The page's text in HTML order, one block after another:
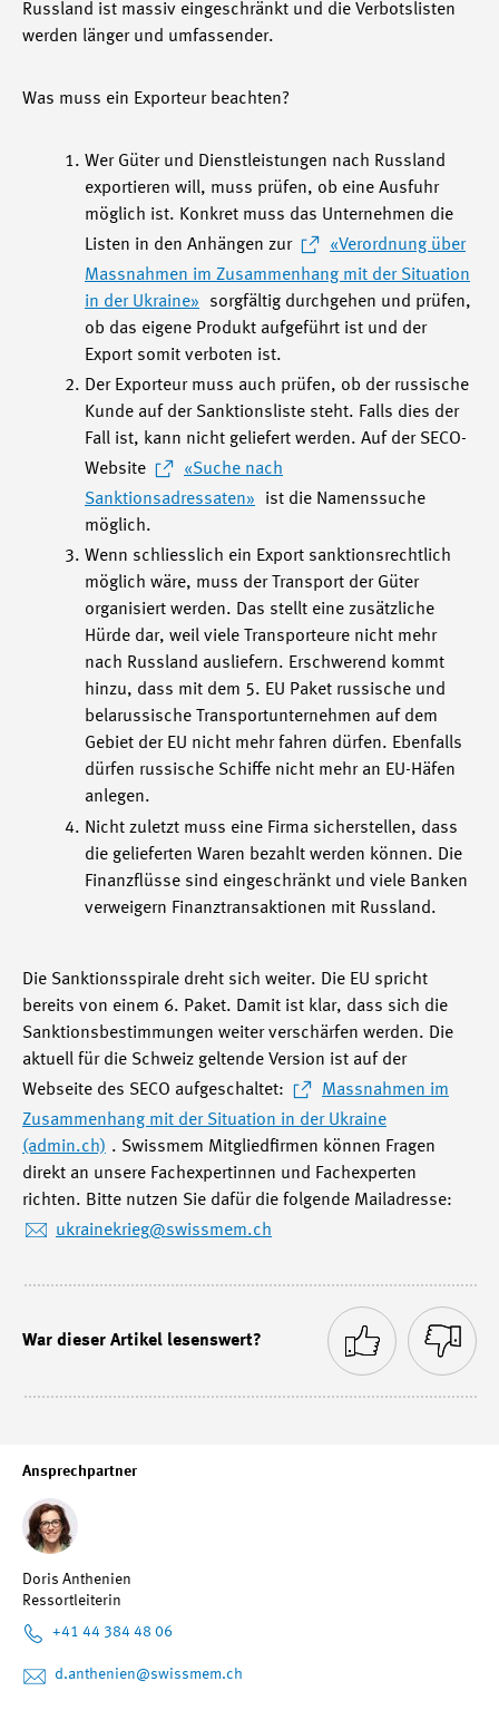
Ansprechpartner
Doris Anthenien
Ressortleiterin
+41 44 384 48 06
d.anthenien@swissmem.ch
Russland ist massiv eingeschränkt und die Verbotslisten
werden länger und umfassender.
Was muss ein Exporteur beachten?
Wer Güter und Dienstleistungen nach Russland
exportieren will, muss prüfen, ob eine Ausfuhr
möglich ist. Konkret muss das Unternehmen die
Listen in den Anhängen zur
«Verordnung über
Massnahmen im Zusammenhang mit der Situation
in der Ukraine»
sorgfältig durchgehen und prüfen,
ob das eigene Produkt aufgeführt ist und der
Export somit verboten ist.
Der Exporteur muss auch prüfen, ob der russische
Kunde auf der Sanktionsliste steht. Falls dies der
Fall ist, kann nicht geliefert werden. Auf der SECO-
Website
«Suche nach
Sanktionsadressaten»
ist die Namenssuche
möglich.
Wenn schliesslich ein Export sanktionsrechtlich
möglich wäre, muss der Transport der Güter
organisiert werden. Das stellt eine zusätzliche
Hürde dar, weil viele Transporteure nicht mehr
nach Russland ausliefern. Erschwerend kommt
hinzu, dass mit dem 5. EU Paket russische und
belarussische Transportunternehmen auf dem
Gebiet der EU nicht mehr fahren dürfen. Ebenfalls
dürfen russische Schiffe nicht mehr an EU-Häfen
anlegen.
Nicht zuletzt muss eine Firma sicherstellen, dass
die gelieferten Waren bezahlt werden können. Die
Finanzflüsse sind eingeschränkt und viele Banken
verweigern Finanztransaktionen mit Russland.
Die Sanktionsspirale dreht sich weiter. Die EU spricht
bereits von einem 6. Paket. Damit ist klar, dass sich die
Sanktionsbestimmungen weiter verschärfen werden. Die
aktuell für die Schweiz geltende Version ist auf der
Webseite des SECO aufgeschaltet:
Massnahmen im
Zusammenhang mit der Situation in der Ukraine
(admin.ch) . Swissmem Mitgliedfirmen können Fragen
direkt an unsere Fachexpertinnen und Fachexperten
richten. Bitte nutzen Sie dafür die folgende Mailadresse:
ukrainekrieg@swissmem.ch
War dieser Artikel lesenswert?